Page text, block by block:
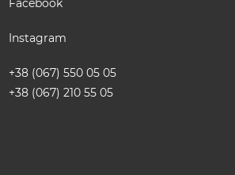
Facebook
Instagram
+38 (067) 550 05 05
+38 (067) 210 55 05